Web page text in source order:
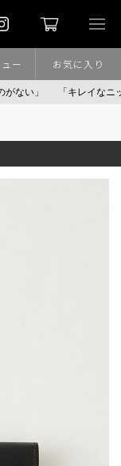
」 「キレイなニット」
ー お気に入り